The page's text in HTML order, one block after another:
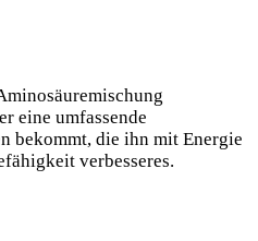
eine umfassende
bekommt, die ihn mit Energie
verbesseres.